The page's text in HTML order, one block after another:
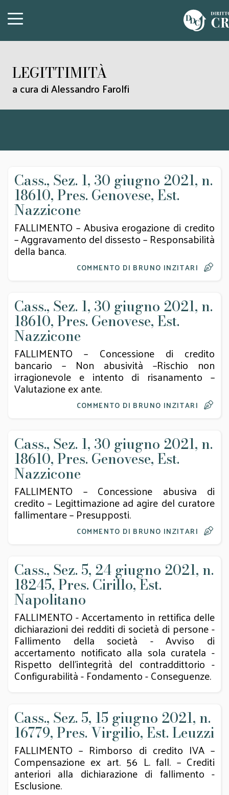
LEGITTIMITÀ
a cura di Alessandro Farolfi
Cass., Sez. 1, 30 giugno 2021, n.
18610, Pres. Genovese, Est.
Nazzicone
FALLIMENTO – Abusiva erogazione di credito
– Aggravamento del dissesto – Responsabilità
della banca.
COMMENTO DI BRUNO INZITARI
Cass., Sez. 1, 30 giugno 2021, n.
18610, Pres. Genovese, Est.
Nazzicone
FALLIMENTO – Concessione di credito
bancario – Non abusività –Rischio non
irragionevole e intento di risanamento –
Valutazione ex ante.
COMMENTO DI BRUNO INZITARI
Cass., Sez. 1, 30 giugno 2021, n.
18610, Pres. Genovese, Est.
Nazzicone
FALLIMENTO – Concessione abusiva di
credito – Legittimazione ad agire del curatore
fallimentare – Presupposti.
COMMENTO DI BRUNO INZITARI
Cass., Sez. 5, 24 giugno 2021, n.
18245, Pres. Cirillo, Est.
Napolitano
FALLIMENTO - Accertamento in rettifica delle
dichiarazioni dei redditi di società di persone -
Fallimento della società - Avviso di
accertamento notificato alla sola curatela -
Rispetto dell'integrità del contraddittorio -
Configurabilità - Fondamento - Conseguenze.
Cass., Sez. 5, 15 giugno 2021, n.
16779, Pres. Virgilio, Est. Leuzzi
FALLIMENTO – Rimborso di credito IVA –
Compensazione ex art. 56 L. fall. – Crediti
anteriori alla dichiarazione di fallimento -
Esclusione.